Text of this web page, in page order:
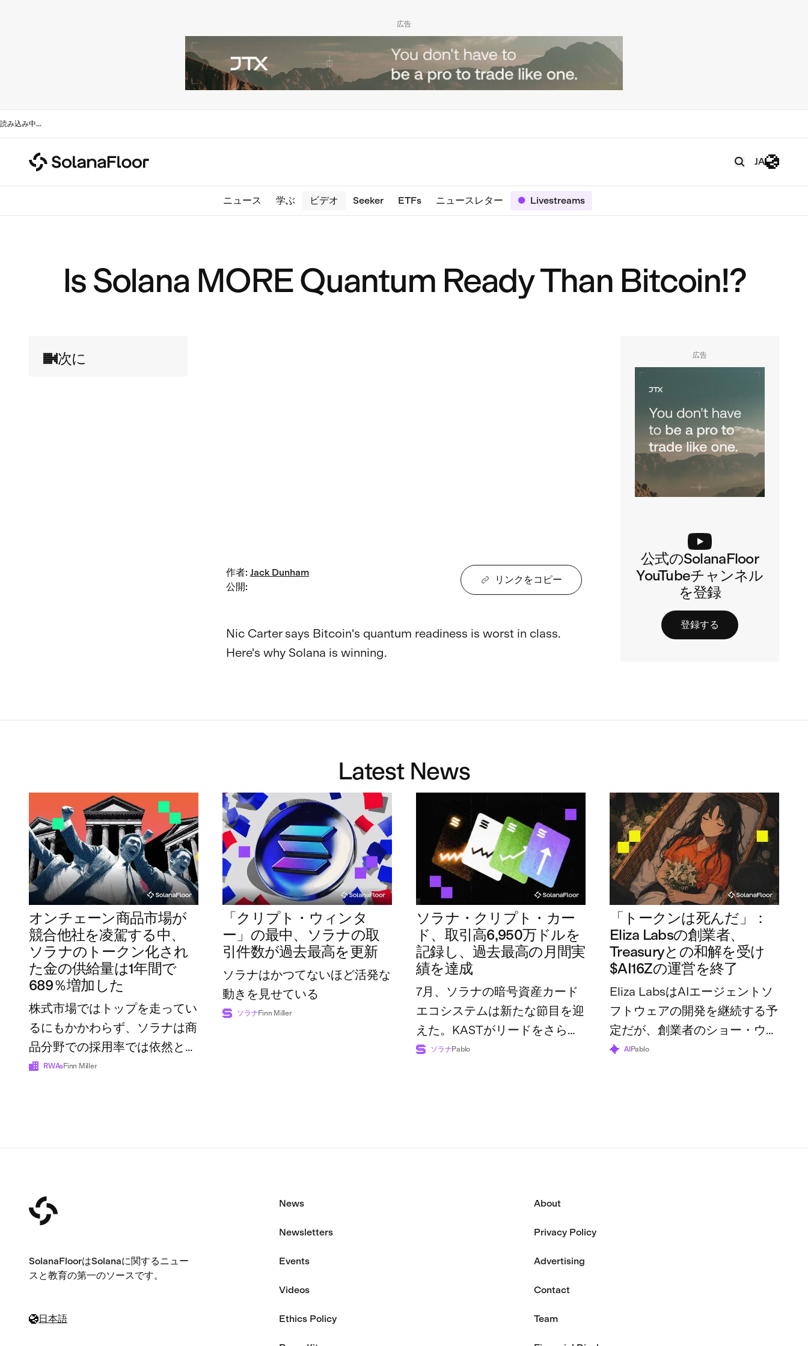
広告
読み込み中...
JA
ニュース 学ぶ ビデオ Seeker ETFs ニュースレター Livestreams
Is Solana MORE Quantum Ready Than Bitcoin!?
次に
作者: Jack Dunham
公開:
リンクをコピー
Nic Carter says Bitcoin's quantum readiness is worst in class.
Here's why Solana is winning.
広告
公式のSolanaFloor
YouTubeチャンネル
を登録
登録する
Latest News
オンチェーン商品市場が
競合他社を凌駕する中、
ソラナのトークン化され
た金の供給量は1年間で
689％増加した
株式市場ではトップを走ってい
るにもかかわらず、ソラナは商
品分野での採用率では依然とし
て後れを取っている
RWAsFinn Miller
「クリプト・ウィンタ
ー」の最中、ソラナの取
引件数が過去最高を更新
ソラナはかつてないほど活発な
動きを見せている
ソラナFinn Miller
ソラナ・クリプト・カー
ド、取引高6,950万ドルを
記録し、過去最高の月間実
績を達成
7月、ソラナの暗号資産カード
エコシステムは新たな節目を迎
えた。KASTがリードをさらに
広げた一方で、業界全体の利用
ソラナPablo
「トークンは死んだ」：
Eliza Labsの創業者、
Treasuryとの和解を受け
$AI16Zの運営を終了
Eliza LabsはAIエージェントソ
フトウェアの開発を継続する予
定だが、創業者のショー・ウォ
ルターズ氏は、トークンとその
AI Pablo
SolanaFloorはSolanaに関するニュー
スと教育の第一のソースです。
日本語
News
Newsletters
Events
Videos
Ethics Policy
About
Privacy Policy
Advertising
Contact
Team